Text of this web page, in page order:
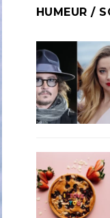
HUMEUR /